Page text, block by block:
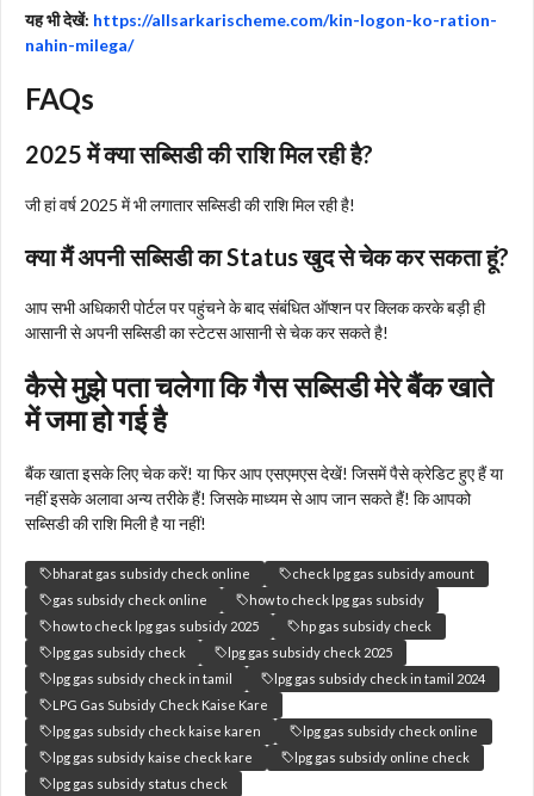
यह भी देखें: https://allsarkarischeme.com/kin-logon-ko-ration-
nahin-milega/
FAQs
2025 में क्या सब्सिडी की राशि मिल रही है?
जी हां वर्ष 2025 में भी लगातार सब्सिडी की राशि मिल रही है!
क्या मैं अपनी सब्सिडी का Status खुद से चेक कर सकता हूं?
आप सभी अधिकारी पोर्टल पर पहुंचने के बाद संबंधित ऑप्शन पर क्लिक करके बड़ी ही
आसानी से अपनी सब्सिडी का स्टेटस आसानी से चेक कर सकते है!
कैसे मुझे पता चलेगा कि गैस सब्सिडी मेरे बैंक खाते
में जमा हो गई है
बैंक खाता इसके लिए चेक करें! या फिर आप एसएमएस देखें! जिसमें पैसे क्रेडिट हुए हैं या
नहीं इसके अलावा अन्य तरीके हैं! जिसके माध्यम से आप जान सकते हैं! कि आपको
सब्सिडी की राशि मिली है या नहीं!
bharat gas subsidy check online
check lpg gas subsidy amount
gas subsidy check online
how to check lpg gas subsidy
how to check lpg gas subsidy 2025
hp gas subsidy check
lpg gas subsidy check
lpg gas subsidy check 2025
lpg gas subsidy check in tamil
lpg gas subsidy check in tamil 2024
LPG Gas Subsidy Check Kaise Kare
lpg gas subsidy check kaise karen
lpg gas subsidy check online
lpg gas subsidy kaise check kare
lpg gas subsidy online check
lpg gas subsidy status check